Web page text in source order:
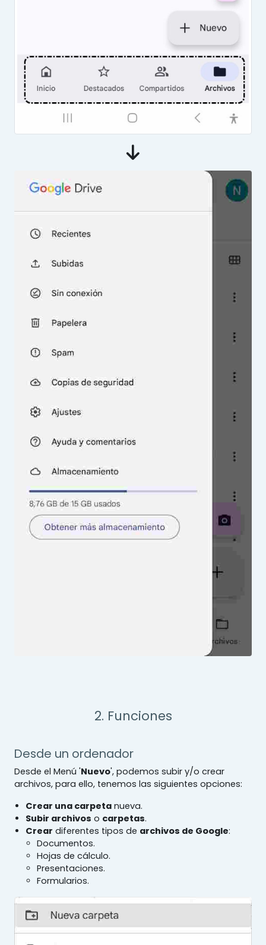
2. Funciones
Desde un ordenador
Desde el Menú 'Nuevo', podemos subir y/o crear
archivos, para ello, tenemos las siguientes opciones:
Crear una carpeta nueva.
Subir archivos o carpetas.
Crear diferentes tipos de archivos de Google:
Documentos.
Hojas de cálculo.
Presentaciones.
Formularios.